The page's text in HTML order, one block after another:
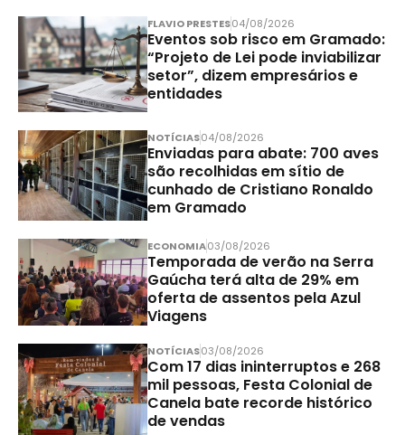
FLAVIO PRESTES04/08/2026
Eventos sob risco em Gramado:
“Projeto de Lei pode inviabilizar
setor”, dizem empresários e
entidades
NOTÍCIAS04/08/2026
Enviadas para abate: 700 aves
são recolhidas em sítio de
cunhado de Cristiano Ronaldo
em Gramado
ECONOMIA03/08/2026
Temporada de verão na Serra
Gaúcha terá alta de 29% em
oferta de assentos pela Azul
Viagens
NOTÍCIAS03/08/2026
Com 17 dias ininterruptos e 268
mil pessoas, Festa Colonial de
Canela bate recorde histórico
de vendas